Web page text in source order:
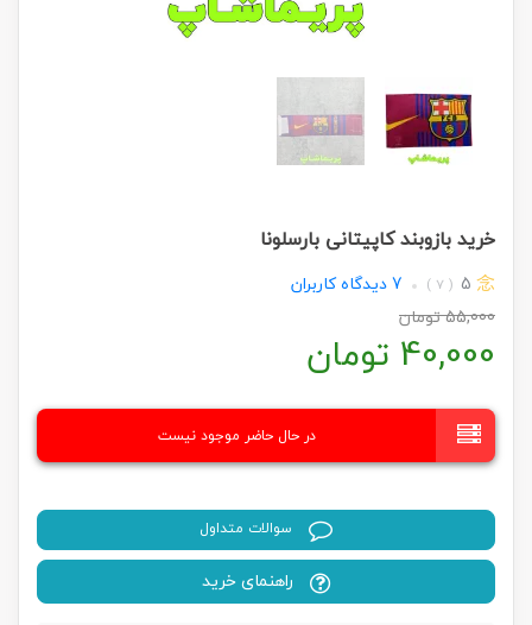
خرید بازوبند کاپیتانی بارسلونا
5
( 7 )
7دیدگاه کاربران
55,000تومان
40,000 تومان
در حال حاضر موجود نیست
سوالات متداول
راهنمای خرید